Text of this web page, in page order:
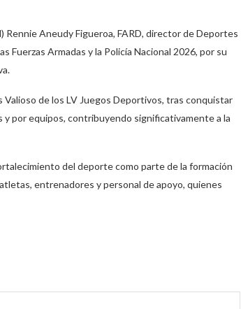
Rennie Aneudy Figueroa, FARD, director de Deportes
Fuerzas Armadas y la Policía Nacional 2026, por su
de los LV Juegos Deportivos, tras conquistar
y por equipos, contribuyendo significativamente a la
del deporte como parte de la formación
entrenadores y personal de apoyo, quienes